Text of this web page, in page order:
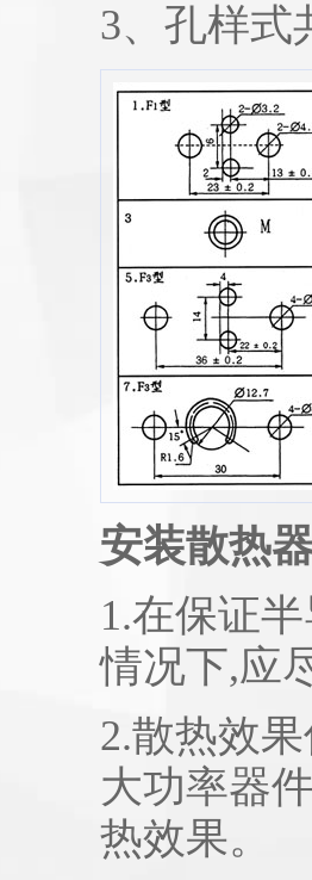
3、孔样式
安装散热
1.在保证
情况下,应
2.散热效
大功率器
热效果。